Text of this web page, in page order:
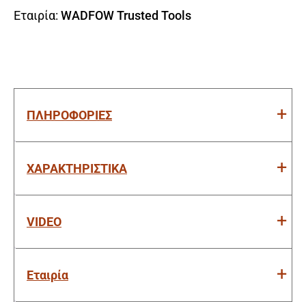
Εταιρία: WADFOW Trusted Tools
ΠΛΗΡΟΦΟΡΙΕΣ
ΧΑΡΑΚΤΗΡΙΣΤΙΚΑ
VIDEO
Εταιρία